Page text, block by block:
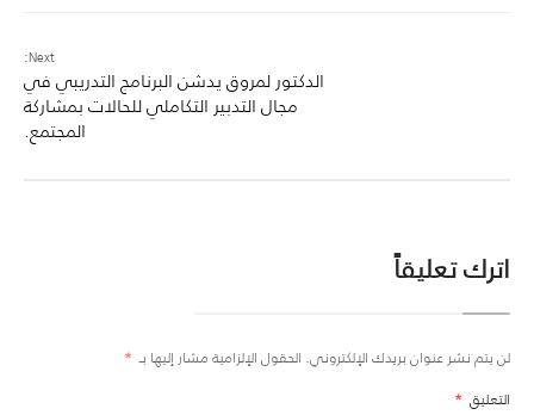
Next:
الدكتور لمروق يدشن البرنامج التدريبي في
مجال التدبير التكاملي للحالات بمشاركة
المجتمع.
اترك تعليقاً
لن يتم نشر عنوان بريدك الإلكتروني. الحقول الإلزامية مشار إليها بـ *
التعليق *